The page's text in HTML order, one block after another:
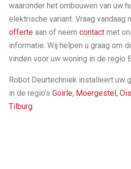
waaronder het ombouwen van uw
elektrische variant. Vraag vandaag
offerte aan of neem contact met
informatie. Wij helpen u graag om
vinden voor uw woning in de regio
Robot Deurtechniek installeert uw
in de regio’s Goirle, Moergestel,
Tilburg